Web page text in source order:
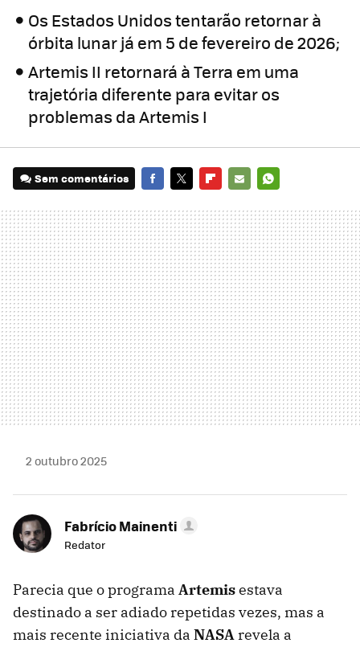
Os Estados Unidos tentarão retornar à
órbita lunar já em 5 de fevereiro de 2026;
Artemis II retornará à Terra em uma
trajetória diferente para evitar os
problemas da Artemis I
Sem comentários
MAIL
2 outubro 2025
Fabrício Mainenti
Redator
Parecia que o programa Artemisestava
destinado a ser adiado repetidas vezes, mas a
mais recente iniciativa da NASA revela a